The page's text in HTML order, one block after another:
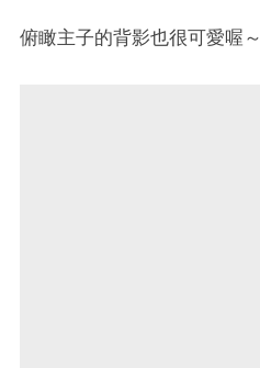
俯瞰主子的背影也很可愛喔～